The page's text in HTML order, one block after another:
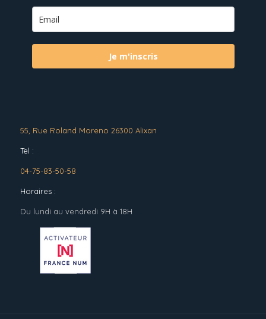
Je m'inscris
55, Rue Roland Moreno 26300 Alixan
Tel :
04-75-83-50-58
Horaires :
Du lundi au vendredi 9H à 18H